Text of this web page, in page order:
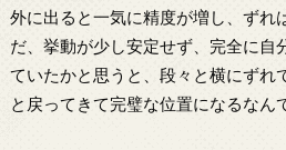
外に出ると一気に精度が増し、ずれ
だ、挙動が少し安定せず、完全に自
ていたかと思うと、段々と横にずれ
と戻ってきて完璧な位置になるなん